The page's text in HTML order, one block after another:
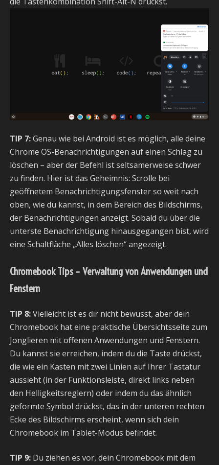
TIP 7:Genau wie bei Android ist es möglich, alle deine
Chrome OS-Benachrichtigungen auf einen Schlag zu
löschen – aber der Befehl ist seltsamerweise schwer
zu finden. Hier ist das Geheimnis: Scrolle bei
geöffnetem Benachrichtigungsfenster so weit nach
oben, wie du kannst, in dem Bereich des Bildschirms,
der Benachrichtigungen anzeigt. Sobald du über die
unterste Benachrichtigung hinausgegangen bist, wird
eine Schaltfläche „Alles löschen“ angezeigt.
Chromebook Tips – Verwaltung von Anwendungen und
Fenstern
TIP 8:Vielleicht ist es dir nicht bewusst, aber dein
Chromebook hat eine praktische Übersichtsseite zum
Jonglieren mit offenen Anwendungen und Fenstern.
Du kannst sie erreichen, indem du die Taste drückst,
die wie ein Kasten mit zwei Linien auf Ihrer Tastatur
aussieht (in der Funktionsleiste, direkt links neben
den Helligkeitsreglern) oder indem du das ähnlich
geformte Symbol drückst, das in der unteren rechten
Ecke des Bildschirms erscheint, wenn sich dein
Chromebook im Tablet-Modus befindet.
TIP 9: Du ziehen es vor, dein Chromebook mit dem